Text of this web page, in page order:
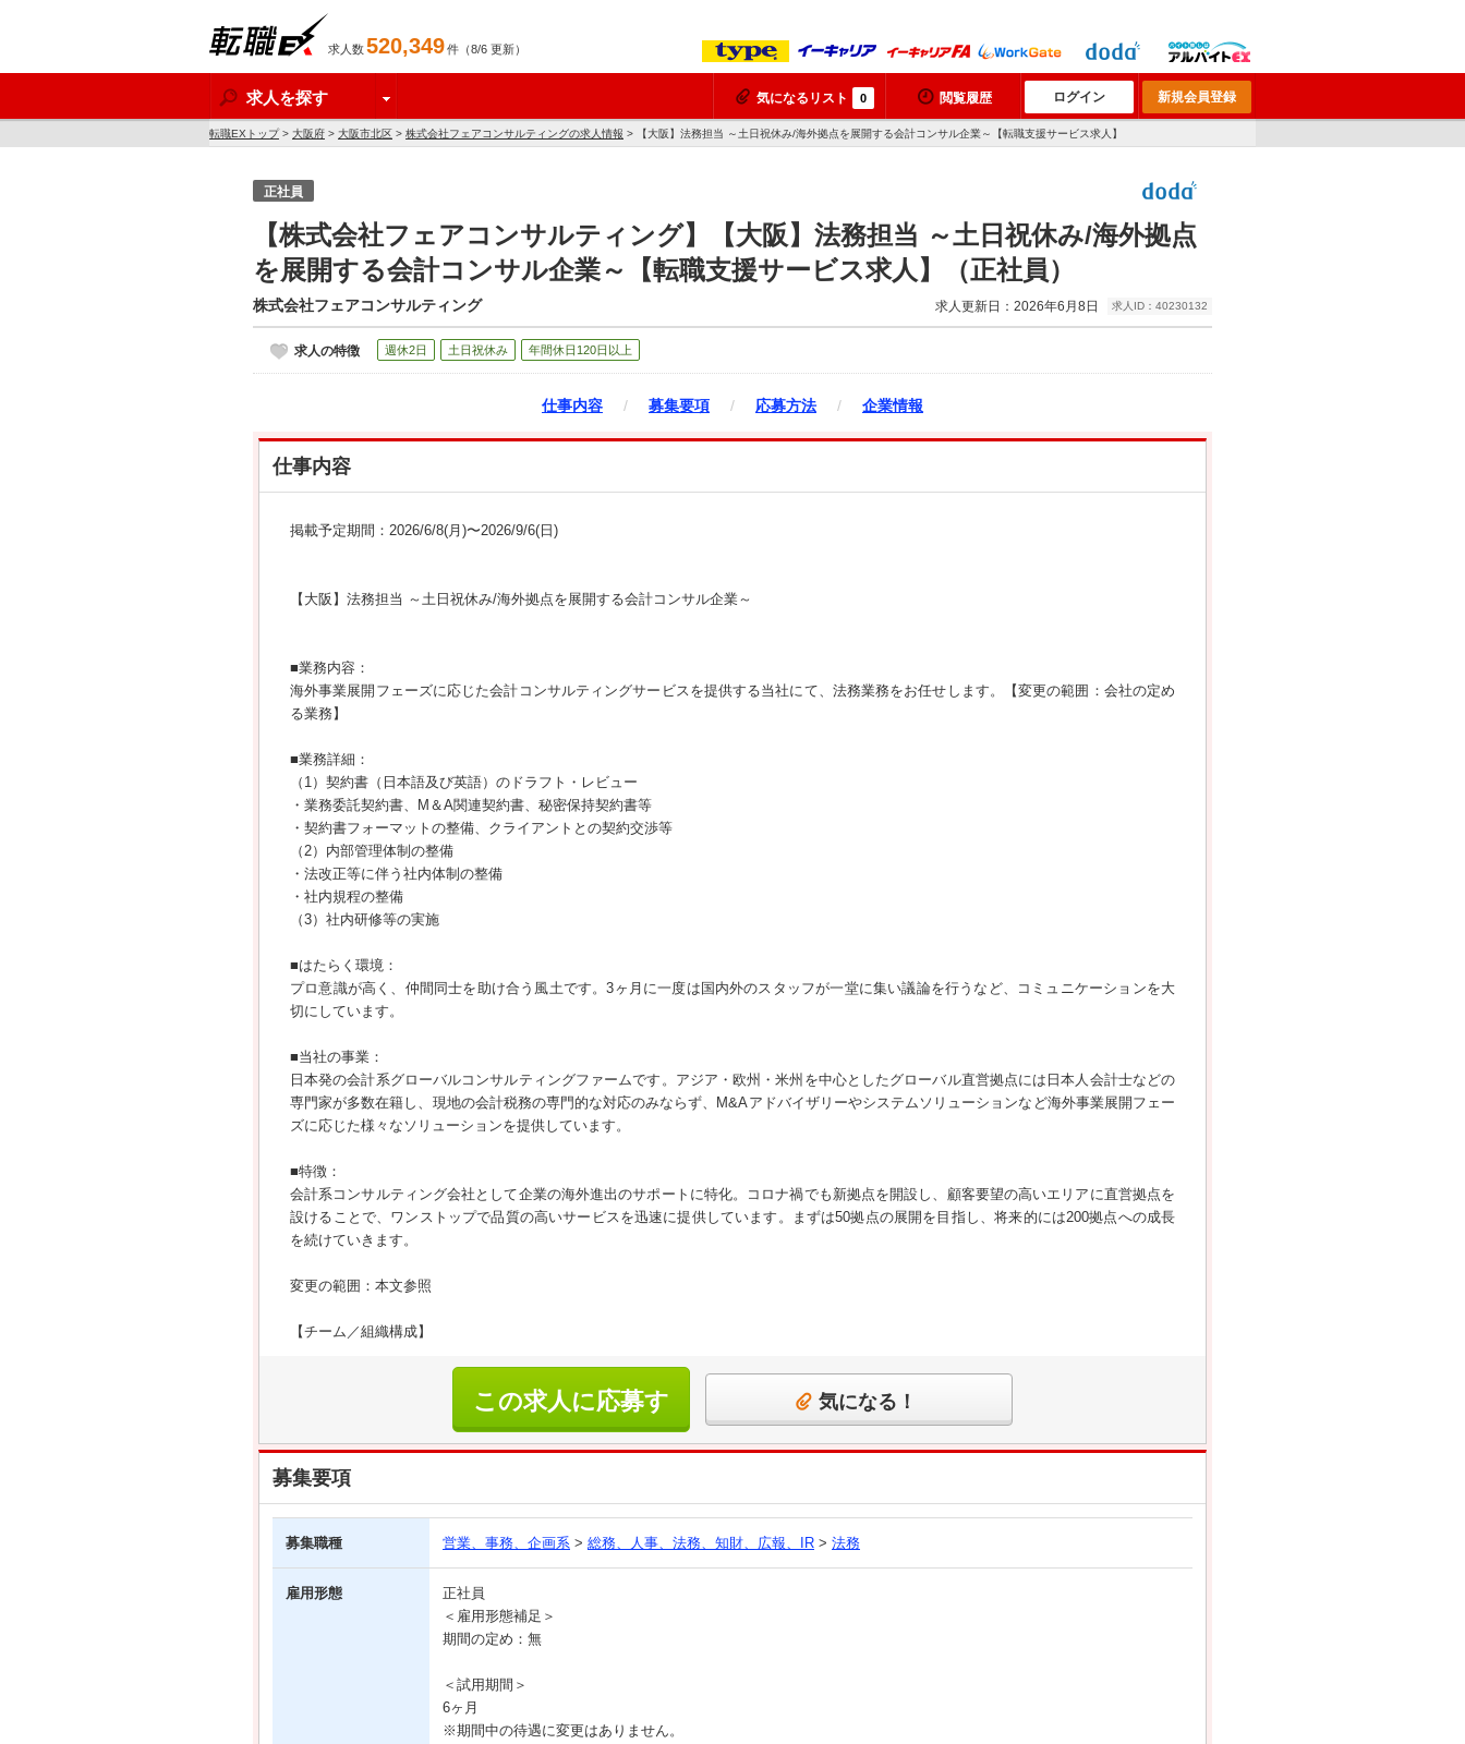
求人数520,349件（8/6 更新）
求人を探す 気になるリスト 0 閲覧履歴 ログイン 新規会員登録
転職EXトップ> 大阪府 > 大阪市北区 > 株式会社フェアコンサルティングの求人情報 > 【大阪】法務担当 ～土日祝休み/海外拠点を展開する会計コンサル企業～【転職支援サービス求人】
正社員
【株式会社フェアコンサルティング】【大阪】法務担当 ～土日祝休み/海外拠点
を展開する会計コンサル企業～【転職支援サービス求人】（正社員）
株式会社フェアコンサルティング 求人更新日：2026年6月8日 求人ID：40230132
求人の特徴 週休2日 土日祝休み 年間休日120日以上
仕事内容 / 募集要項 / 応募方法 / 企業情報
仕事内容
掲載予定期間：2026/6/8(月)〜2026/9/6(日)
【大阪】法務担当 ～土日祝休み/海外拠点を展開する会計コンサル企業～
■業務内容：
海外事業展開フェーズに応じた会計コンサルティングサービスを提供する当社にて、法務業務をお任せします。【変更の範囲：会社の定め
る業務】
■業務詳細：
（1）契約書（日本語及び英語）のドラフト・レビュー
・業務委託契約書、M＆A関連契約書、秘密保持契約書等
・契約書フォーマットの整備、クライアントとの契約交渉等
（2）内部管理体制の整備
・法改正等に伴う社内体制の整備
・社内規程の整備
（3）社内研修等の実施
■はたらく環境：
プロ意識が高く、仲間同士を助け合う風土です。3ヶ月に一度は国内外のスタッフが一堂に集い議論を行うなど、コミュニケーションを大
切にしています。
■当社の事業：
日本発の会計系グローバルコンサルティングファームです。アジア・欧州・米州を中心としたグローバル直営拠点には日本人会計士などの
専門家が多数在籍し、現地の会計税務の専門的な対応のみならず、M&Aアドバイザリーやシステムソリューションなど海外事業展開フェー
ズに応じた様々なソリューションを提供しています。
■特徴：
会計系コンサルティング会社として企業の海外進出のサポートに特化。コロナ禍でも新拠点を開設し、顧客要望の高いエリアに直営拠点を
設けることで、ワンストップで品質の高いサービスを迅速に提供しています。まずは50拠点の展開を目指し、将来的には200拠点への成長
を続けていきます。
変更の範囲：本文参照
【チーム／組織構成】
この求人に応募す
る
気になる！
募集要項
募集職種 営業、事務、企画系 > 総務、人事、法務、知財、広報、IR > 法務
雇用形態
正社員
＜雇用形態補足＞
期間の定め：無
＜試用期間＞
6ヶ月
※期間中の待遇に変更はありません。